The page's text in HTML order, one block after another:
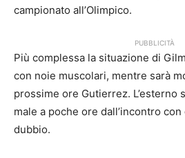
campionato all’Olimpico.
PUBBLICITÀ
Più complessa la situazione di
con noie muscolari, mentre sarà
prossime ore Gutierrez. L’esterno
male a poche ore dall’incontro
dubbio.